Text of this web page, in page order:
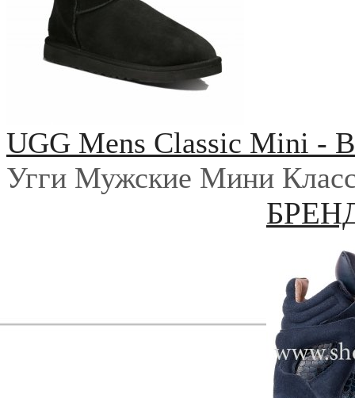
UGG Mens Classic Mini -
Угги Мужские Мини